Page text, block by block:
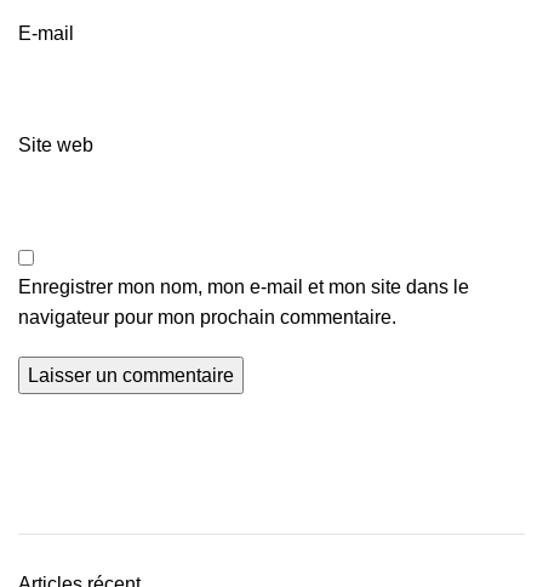
E-mail
Site web
Enregistrer mon nom, mon e-mail et mon site dans le
navigateur pour mon prochain commentaire.